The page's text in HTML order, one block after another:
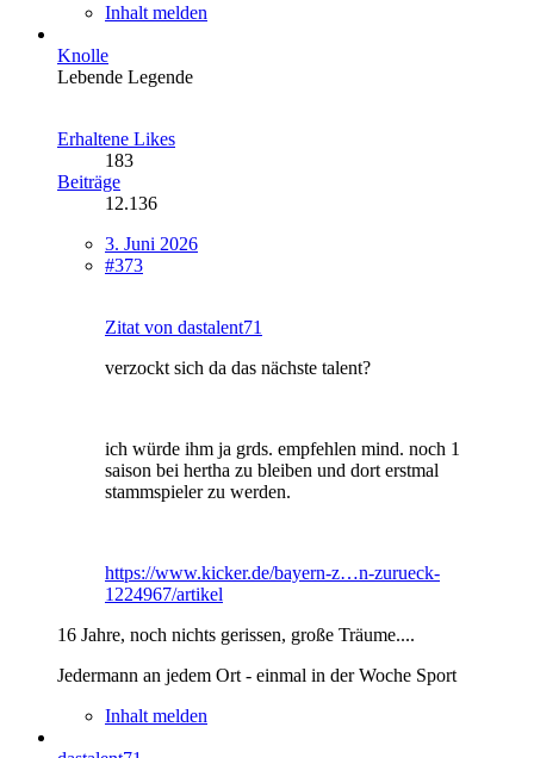
Inhalt melden
Knolle
Lebende Legende
Erhaltene Likes
183
Beiträge
12.136
3. Juni 2026
#373
Zitat von dastalent71
verzockt sich da das nächste talent?
ich würde ihm ja grds. empfehlen mind. noch 1
saison bei hertha zu bleiben und dort erstmal
stammspieler zu werden.
https://www.kicker.de/bayern-z…n-zurueck-
1224967/artikel
16 Jahre, noch nichts gerissen, große Träume....
Jedermann an jedem Ort - einmal in der Woche Sport
Inhalt melden